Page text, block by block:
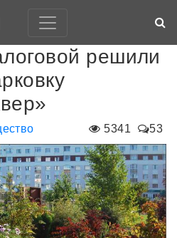
решили
5341 53